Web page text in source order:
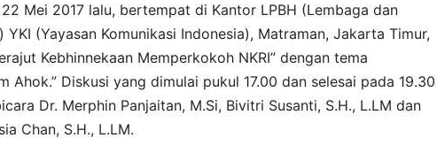
22 Mei 2017 lalu, bertempat di Kantor LPBH (Lembaga dan
YKI (Yayasan Komunikasi Indonesia), Matraman, Jakarta Timur,
Kebhinnekaan Memperkokoh NKRI” dengan tema
Ahok.” Diskusi yang dimulai pukul 17.00 dan selesai pada 19.30
Dr. Merphin Panjaitan, M.Si, Bivitri Susanti, S.H., L.LM dan
Chan, S.H., L.LM.